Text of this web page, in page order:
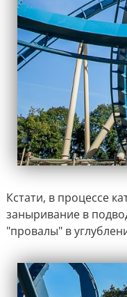
Кстати, в процессе
заныривание в
"провалы" в